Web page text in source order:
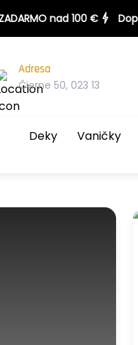
Adresa
Čierne 50, 023 13
Deky Vaničky